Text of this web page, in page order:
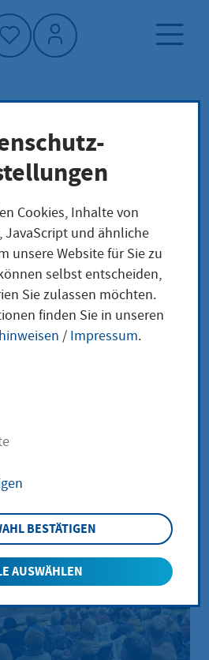
Hofheim
Bauprojekte
Elisabethenstraße 3
3
den Gremien
Cookies, Inhalte von
JavaScript und ähnliche
unsere Website für Sie zu
selbst entscheiden,
Sie zulassen möchten.
finden Sie in unseren
/ Impressum.
BESTÄTIGEN
AUSWÄHLEN